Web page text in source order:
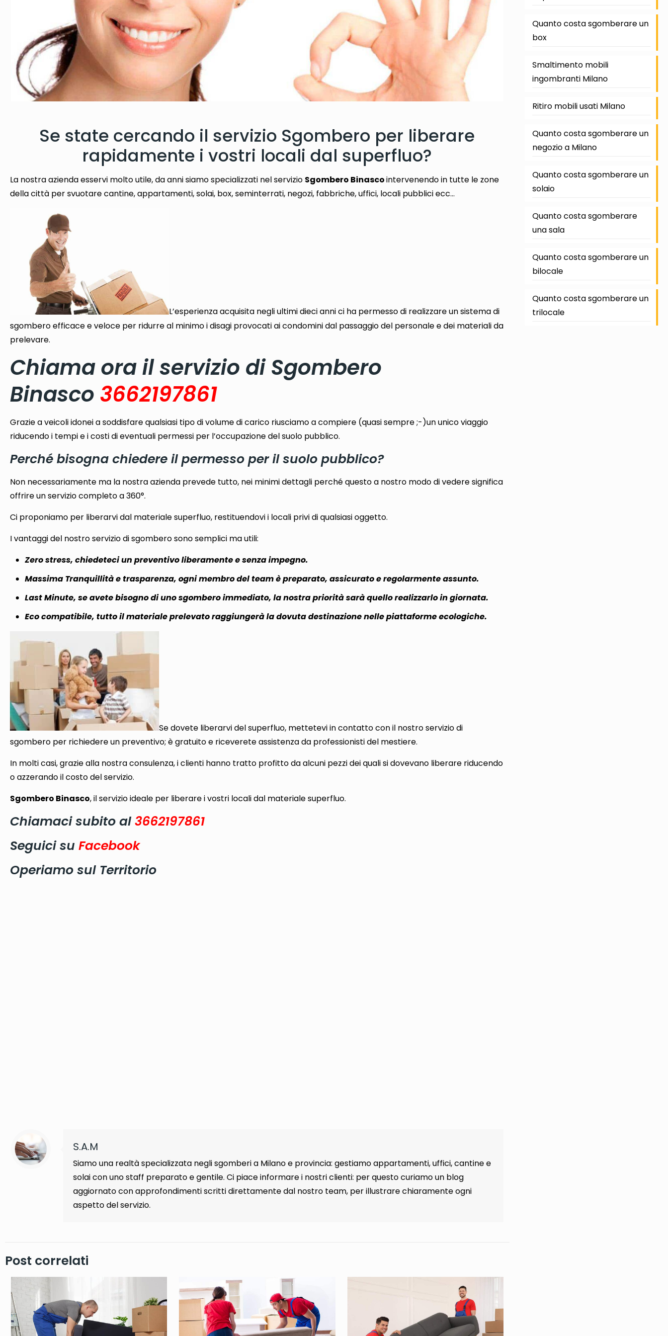
Se state cercando il servizio Sgombero per liberare
rapidamente i vostri locali dal superfluo?
La nostra azienda esservi molto utile, da anni siamo specializzati nel servizio Sgombero Binascointervenendo in tutte le zone
della città per svuotare cantine, appartamenti, solai, box, seminterrati, negozi, fabbriche, uffici, locali pubblici ecc…
L’esperienza acquisita negli ultimi dieci anni ci ha permesso di realizzare un sistema di
sgombero efficace e veloce per ridurre al minimo i disagi provocati ai condomini dal passaggio del personale e dei materiali da
prelevare.
Chiama ora il servizio di Sgombero
Binasco 3662197861
Grazie a veicoli idonei a soddisfare qualsiasi tipo di volume di carico riusciamo a compiere (quasi sempre ;-)un unico viaggio
riducendo i tempi e i costi di eventuali permessi per l’occupazione del suolo pubblico.
Perché bisogna chiedere il permesso per il suolo pubblico?
Non necessariamente ma la nostra azienda prevede tutto, nei minimi dettagli perché questo a nostro modo di vedere significa
offrire un servizio completo a 360°.
Ci proponiamo per liberarvi dal materiale superfluo, restituendovi i locali privi di qualsiasi oggetto.
I vantaggi del nostro servizio di sgombero sono semplici ma utili:
Zero stress, chiedeteci un preventivo liberamente e senza impegno.
Massima Tranquillità e trasparenza, ogni membro del team è preparato, assicurato e regolarmente assunto.
Last Minute, se avete bisogno di uno sgombero immediato, la nostra priorità sarà quello realizzarlo in giornata.
Eco compatibile, tutto il materiale prelevato raggiungerà la dovuta destinazione nelle piattaforme ecologiche.
Se dovete liberarvi del superfluo, mettetevi in contatto con il nostro servizio di
sgombero per richiedere un preventivo; è gratuito e riceverete assistenza da professionisti del mestiere.
In molti casi, grazie alla nostra consulenza, i clienti hanno tratto profitto da alcuni pezzi dei quali si dovevano liberare riducendo
o azzerando il costo del servizio.
Sgombero Binasco, il servizio ideale per liberare i vostri locali dal materiale superfluo.
Chiamaci subito al3662197861
Seguici suFacebook
Operiamo sul Territorio
S.A.M
Siamo una realtà specializzata negli sgomberi a Milano e provincia: gestiamo appartamenti, uffici, cantine e
solai con uno staff preparato e gentile. Ci piace informare i nostri clienti: per questo curiamo un blog
aggiornato con approfondimenti scritti direttamente dal nostro team, per illustrare chiaramente ogni
aspetto del servizio.
Post correlati
Quanto costa sgomberare un
box
Smaltimento mobili
ingombranti Milano
Ritiro mobili usati Milano
Quanto costa sgomberare un
negozio a Milano
Quanto costa sgomberare un
solaio
Quanto costa sgomberare
una sala
Quanto costa sgomberare un
bilocale
Quanto costa sgomberare un
trilocale